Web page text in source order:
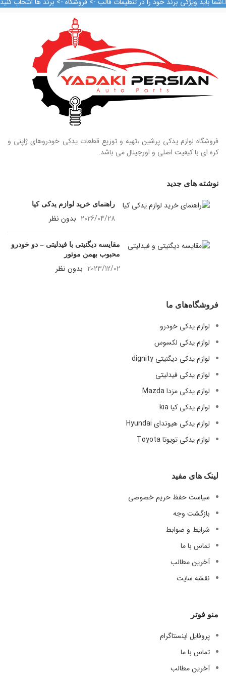
09124847876
فروشگاه لوازم یدکی پرشین ،تهیه و توزیع قطعات یدکی خودروهای ژاپنی و
کره ای با کیفیت اصلی و اورجینال می باشد.
نوشته های جدید
راهنمای خرید لوازم یدکی کیا
2026/04/28 بدون نظر
مقایسه دیگنیتی با فیدلیتی – دو خودرو
محبوب بهمن موتور
2023/12/02 بدون نظر
فروشگاه‌های ما
لوازم یدکی خودرو
لوازم یدکی لکسوس
لوازم یدکی دیگنیتی dignity
لوازم یدکی فیدلیتی
لوازم یدکی مزدا Mazda
لوازم یدکی کیا kia
لوازم یدکی هیوندای Hyundai
لوازم یدکی تویوتا Toyota
لینک های مفید
سیاست حفظ حریم خصوصی
بازگشت وجه
شرایط و ضوابط
تماس با ما
آخرین مطالب
نقشه سایت
منو فوتر
پروفایل اینستاگرام
تماس با ما
آخرین مطالب